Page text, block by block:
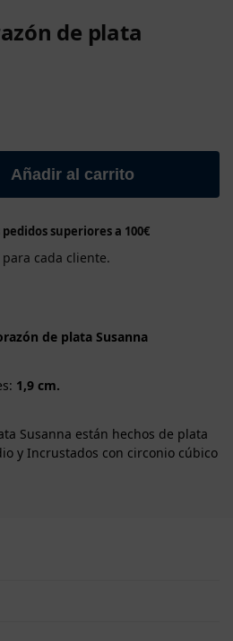
de plata
Añadir al carrito
superiores a 100€
para cada cliente.
de plata Susanna
1,9 cm.
Susanna están hechos de plata
y Incrustados con circonio cúbico